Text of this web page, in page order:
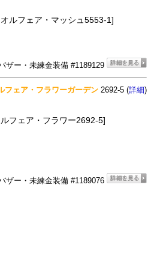
ルフェア・マッシュ5553-1]
ザー・未練金装備 #1189129
フェア・フラワーガーデン 2692-5 (詳細)
フェア・フラワー2692-5]
ザー・未練金装備 #1189076